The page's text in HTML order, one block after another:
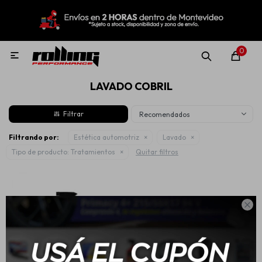

0

LAVADO COBRIL
Recomendados
Filtrando por: Estética automotriz
Lavado
Tipo de producto: Tratamientos Quitar filtros
MI CUENTA
Nuevo! Rolling Repuestos
Llantas